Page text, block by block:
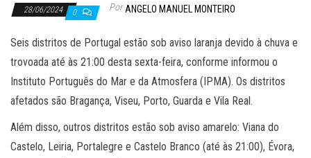
28/06/2024 0 Por ANGELO MANUEL MONTEIRO
Seis distritos de Portugal estão sob aviso laranja devido à chuva e
trovoada até às 21:00 desta sexta-feira, conforme informou o
Instituto Português do Mar e da Atmosfera (IPMA). Os distritos
afetados são Bragança, Viseu, Porto, Guarda e Vila Real.
Além disso, outros distritos estão sob aviso amarelo: Viana do
Castelo, Leiria, Portalegre e Castelo Branco (até às 21:00), Évora,